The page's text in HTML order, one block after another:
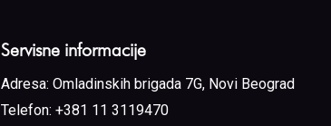
Servisne informacije
Adresa: Omladinskih brigada 7G, Novi Beograd
Telefon: +381 11 3119470